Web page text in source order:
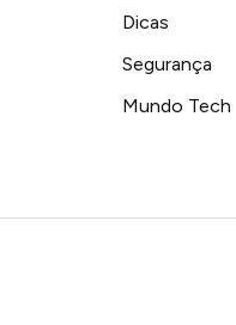
Dicas
Segurança
Mundo Tech